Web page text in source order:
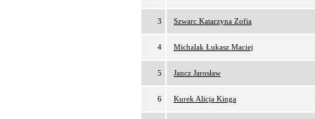
3 Szwarc Katarzyna Zofia
4 Michalak Łukasz Maciej
5 Jancz Jarosław
6 Kurek Alicja Kinga